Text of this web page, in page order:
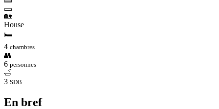
🏡
House
🛏
4 chambres
👥
6 personnes
🛁
3 SDB
En bref